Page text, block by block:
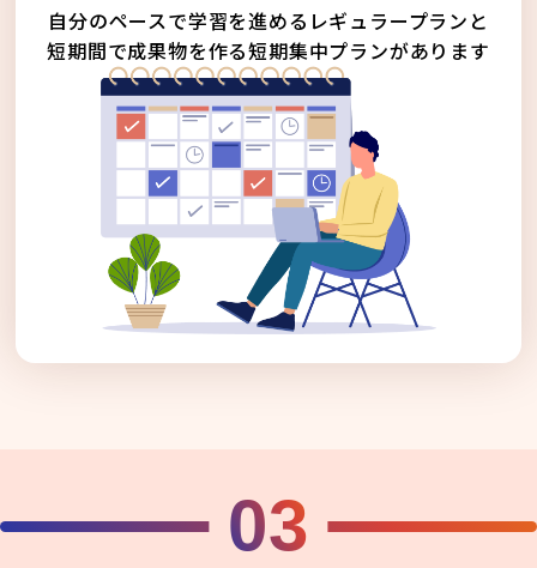
自分のペースで学習を進めるレギュラープランと
短期間で成果物を作る短期集中プランがあります
03